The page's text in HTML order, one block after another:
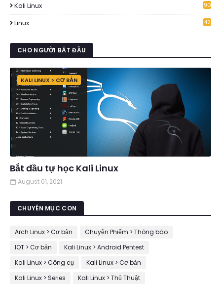
Kali Linux 90
Linux 42
CHO NGƯỜI BẮT ĐẦU
KALI LINUX > CƠ BẢN
Bắt đầu tự học Kali Linux
August 01, 2021
CHUYÊN MỤC CON
Arch Linux > Cơ bản
Chuyện Phiếm > Thông báo
IOT > Cơ bản
Kali Linux > Android Pentest
Kali Linux > Công cụ
Kali Linux > Cơ bản
Kali Linux > Series
Kali Linux > Thủ Thuật